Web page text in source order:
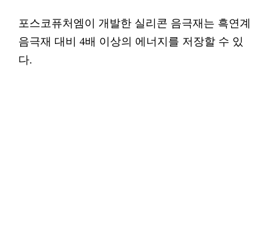
포스코퓨처엠이 개발한 실리콘 음극재는 흑연계
음극재 대비 4배 이상의 에너지를 저장할 수 있
다.